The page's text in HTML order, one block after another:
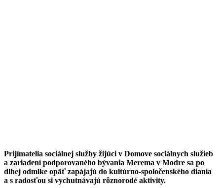
Prijímatelia sociálnej služby žijúci v Domove sociálnych služieb
a zariadení podporovaného bývania Merema v Modre sa po
dlhej odmlke opäť zapájajú do kultúrno-spoločenského diania
a s radosťou si vychutnávajú rôznorodé aktivity.